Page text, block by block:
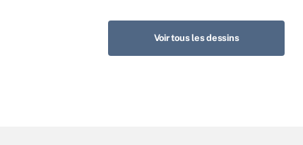
Voir tous les dessins